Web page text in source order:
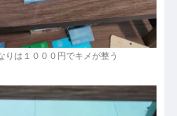
は１０００円でキメが整う